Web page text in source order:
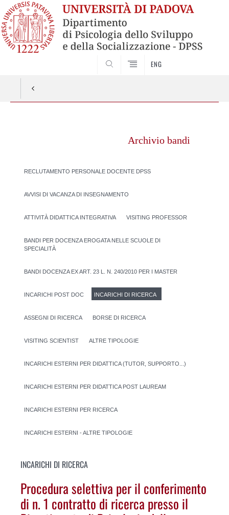
ENG
Archivio bandi
RECLUTAMENTO PERSONALE DOCENTE DPSS
AVVISI DI VACANZA DI INSEGNAMENTO
ATTIVITÀ DIDATTICA INTEGRATIVA VISITING PROFESSOR
BANDI PER DOCENZA EROGATA NELLE SCUOLE DI
SPECIALITÀ
BANDI DOCENZA EX ART. 23 L. N. 240/2010 PER I MASTER
INCARICHI POST DOC INCARICHI DI RICERCA
ASSEGNI DI RICERCA BORSE DI RICERCA
VISITING SCIENTIST ALTRE TIPOLOGIE
INCARICHI ESTERNI PER DIDATTICA (TUTOR, SUPPORTO...)
INCARICHI ESTERNI PER DIDATTICA POST LAUREAM
INCARICHI ESTERNI PER RICERCA
INCARICHI ESTERNI - ALTRE TIPOLOGIE
INCARICHI DI RICERCA
Procedura selettiva per il conferimento
di n. 1 contratto di ricerca presso il